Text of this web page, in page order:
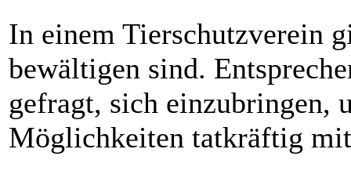
In einem Tierschutzverein
bewältigen sind.
gefragt, sich einzubringen,
Möglichkeiten tatkräftig